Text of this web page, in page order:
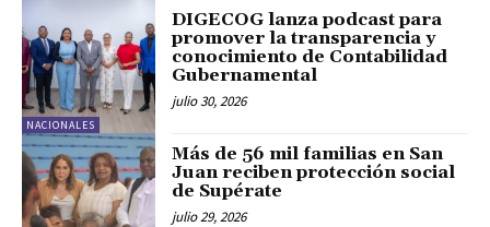
NACIONALES
DIGECOG lanza podcast para
promover la transparencia y
conocimiento de Contabilidad
Gubernamental
julio 30, 2026
Más de 56 mil familias en San
Juan reciben protección social
de Supérate
julio 29, 2026